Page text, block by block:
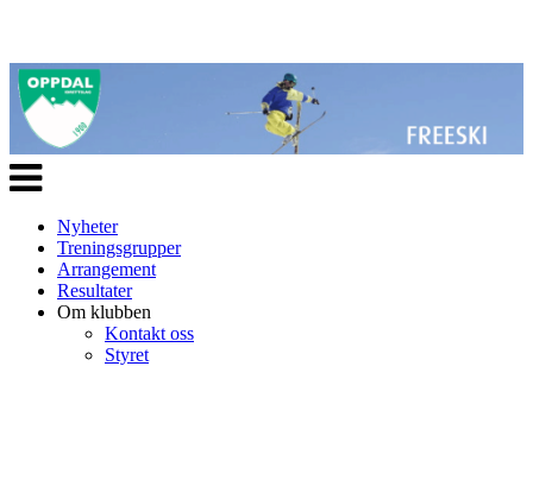
Veksle
navigasjon
Nyheter
Treningsgrupper
Arrangement
Resultater
Om klubben
Kontakt oss
Styret